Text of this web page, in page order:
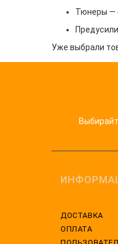
Тюнеры —
Уже выбрали
ДОСТАВКА
ОПЛАТА